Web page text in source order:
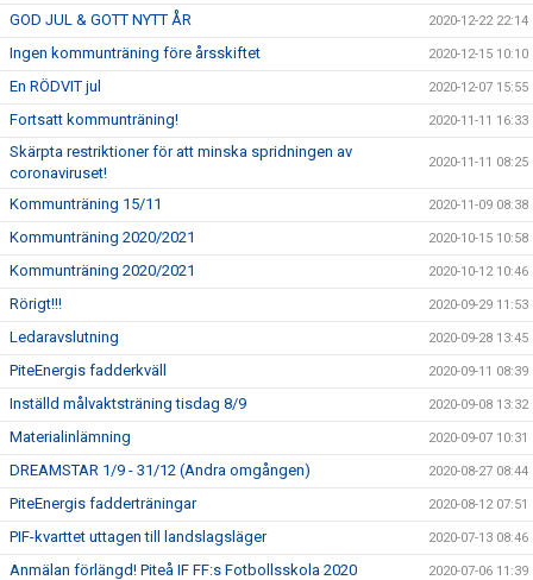
GOD JUL & GOTT NYTT ÅR 2020-12-22 22:14
Ingen kommunträning före årsskiftet 2020-12-15 10:10
En RÖDVIT jul 2020-12-07 15:55
Fortsatt kommunträning! 2020-11-11 16:33
Skärpta restriktioner för att minska spridningen av
coronaviruset!
2020-11-11 08:25
Kommunträning 15/11 2020-11-09 08:38
Kommunträning 2020/2021 2020-10-15 10:58
Kommunträning 2020/2021 2020-10-12 10:46
Rörigt!!! 2020-09-29 11:53
Ledaravslutning 2020-09-28 13:45
PiteEnergis fadderkväll 2020-09-11 08:39
Inställd målvaktsträning tisdag 8/9 2020-09-08 13:32
Materialinlämning 2020-09-07 10:31
DREAMSTAR 1/9 - 31/12 (Andra omgången) 2020-08-27 08:44
PiteEnergis fadderträningar 2020-08-12 07:51
PIF-kvarttet uttagen till landslagsläger 2020-07-13 08:46
Anmälan förlängd! Piteå IF FF:s Fotbollsskola 2020 2020-07-06 11:39